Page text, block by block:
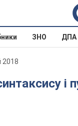
ЗНО ДПА
2018